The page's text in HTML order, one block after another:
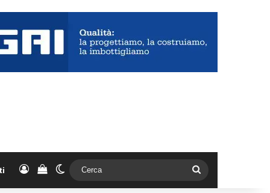
AccediVedi il carrello
Cambia aspetto